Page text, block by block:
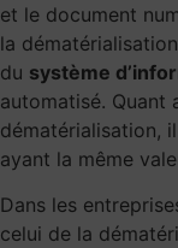
et le document
la
du système
automatisé. Quant
dématérialisation,
ayant la même
Dans les
celui de la